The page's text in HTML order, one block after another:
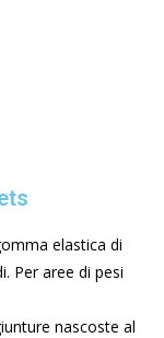
elastica di
Per aree di pesi
nascoste al